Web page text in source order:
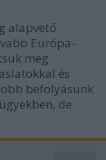
alapvető
Európa-
meg
és
befolyásunk
de